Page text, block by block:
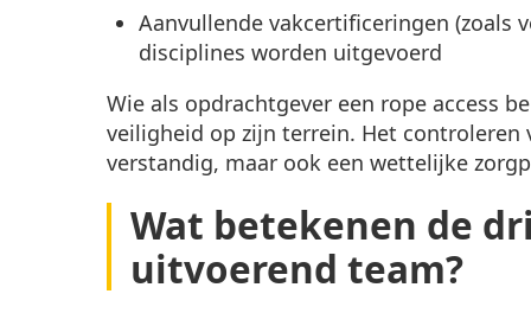
Aanvullende vakcertificeringen (zoals
disciplines worden uitgevoerd
Wie als opdrachtgever een rope access
veiligheid op zijn terrein. Het
verstandig, maar ook een wettelijke
Wat betekenen de
uitvoerend team?